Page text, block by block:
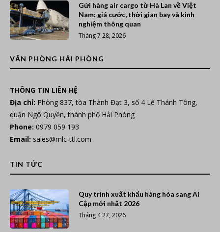
Gửi hàng air cargo từ Hà Lan về Việt
Nam: giá cước, thời gian bay và kinh
nghiệm thông quan
Tháng 7 28, 2026
VĂN PHÒNG HẢI PHÒNG
THÔNG TIN LIÊN HỆ
Địa chỉ: Phòng 837, tòa Thành Đạt 3, số 4 Lê Thánh Tông,
quận Ngô Quyền, thành phố Hải Phòng
Phone: 0979 059 193
Email: sales@mlc-ttl.com
TIN TỨC
Quy trình xuất khẩu hàng hóa sang Ai
Cập mới nhất 2026
Tháng 4 27, 2026